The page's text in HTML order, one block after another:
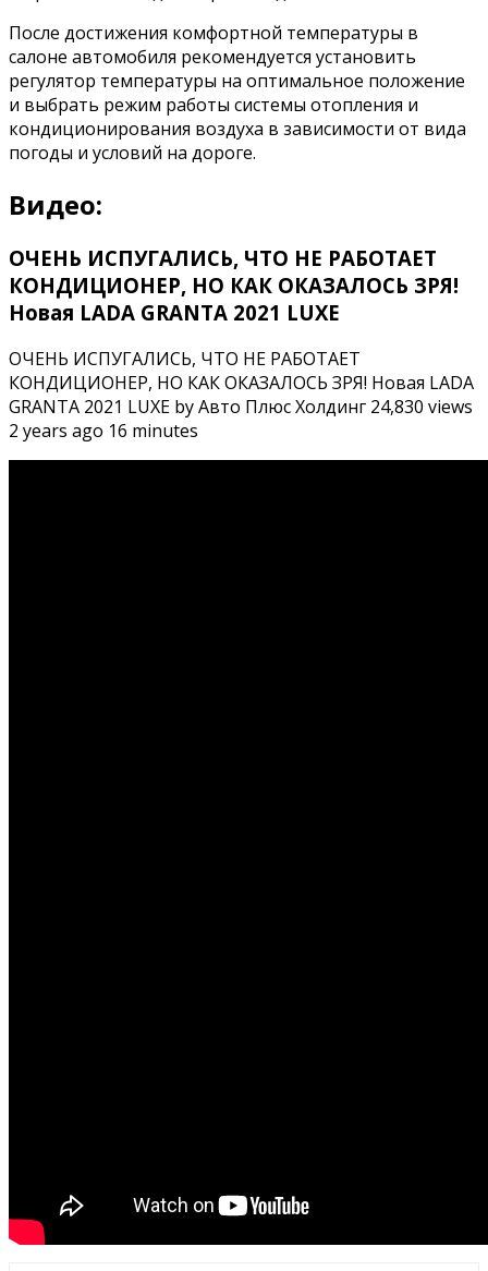
После достижения комфортной температуры в
салоне автомобиля рекомендуется установить
регулятор температуры на оптимальное положение
и выбрать режим работы системы отопления и
кондиционирования воздуха в зависимости от вида
погоды и условий на дороге.
Видео:
ОЧЕНЬ ИСПУГАЛИСЬ, ЧТО НЕ РАБОТАЕТ
КОНДИЦИОНЕР, НО КАК ОКАЗАЛОСЬ ЗРЯ!
Новая LADA GRANTA 2021 LUXE
ОЧЕНЬ ИСПУГАЛИСЬ, ЧТО НЕ РАБОТАЕТ
КОНДИЦИОНЕР, НО КАК ОКАЗАЛОСЬ ЗРЯ! Новая LADA
GRANTA 2021 LUXE by Авто Плюс Холдинг 24,830 views
2 years ago 16 minutes